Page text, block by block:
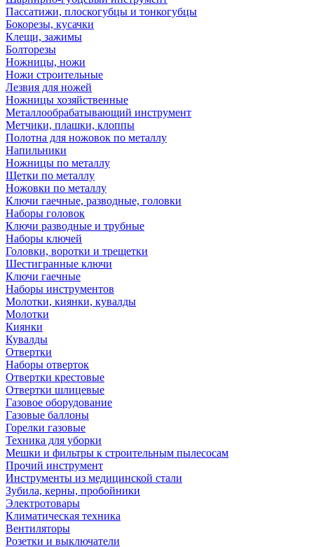
Пассатижи, плоскогубцы и тонкогубцы
Бокорезы, кусачки
Клещи, зажимы
Болторезы
Ножницы, ножи
Ножи строительные
Лезвия для ножей
Ножницы хозяйственные
Металлообрабатывающий инструмент
Метчики, плашки, клоппы
Полотна для ножовок по металлу
Напильники
Ножницы по металлу
Щетки по металлу
Ножовки по металлу
Ключи гаечные, разводные, головки
Наборы головок
Ключи разводные и трубные
Наборы ключей
Головки, воротки и трещетки
Шестигранные ключи
Ключи гаечные
Наборы инструментов
Молотки, киянки, кувалды
Молотки
Киянки
Кувалды
Отвертки
Наборы отверток
Отвертки крестовые
Отвертки шлицевые
Газовое оборудование
Газовые баллоны
Горелки газовые
Техника для уборки
Мешки и фильтры к строительным пылесосам
Прочий инструмент
Инструменты из медицинской стали
Зубила, керны, пробойники
Электротовары
Климатическая техника
Вентиляторы
Розетки и выключатели